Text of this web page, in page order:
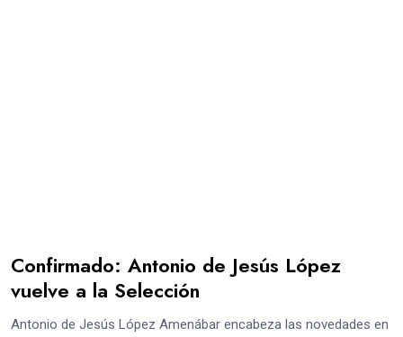
Confirmado: Antonio de Jesús López
vuelve a la Selección
Antonio de Jesús López Amenábar encabeza las novedades en